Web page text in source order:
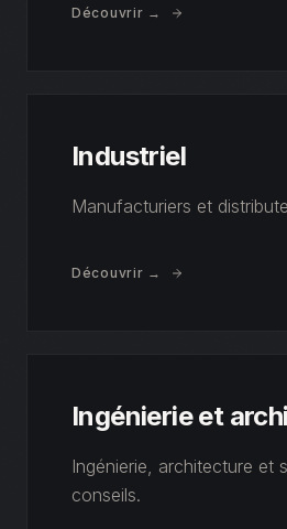
Découvrir →
Industriel
Manufacturiers et
Découvrir →
Ingénierie et
Ingénierie, architecture et
conseils.